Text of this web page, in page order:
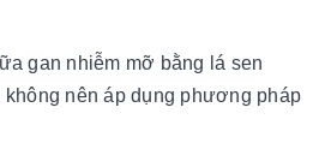
gan nhiễm mỡ bằng lá sen
nên áp dụng phương pháp